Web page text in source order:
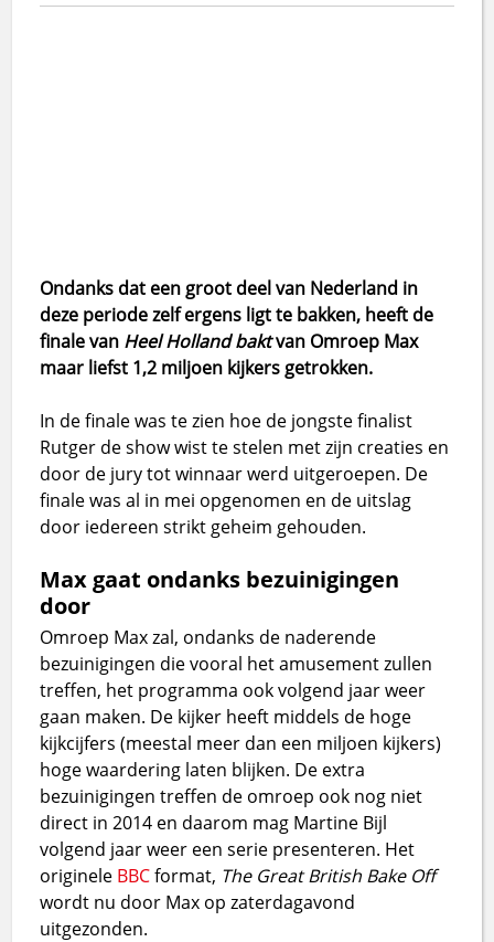
Ondanks dat een groot deel van Nederland in
deze periode zelf ergens ligt te bakken, heeft de
finale van Heel Holland baktvan Omroep Max
maar liefst 1,2 miljoen kijkers getrokken.
In de finale was te zien hoe de jongste finalist
Rutger de show wist te stelen met zijn creaties en
door de jury tot winnaar werd uitgeroepen. De
finale was al in mei opgenomen en de uitslag
door iedereen strikt geheim gehouden.
Max gaat ondanks bezuinigingen
door
Omroep Max zal, ondanks de naderende
bezuinigingen die vooral het amusement zullen
treffen, het programma ook volgend jaar weer
gaan maken. De kijker heeft middels de hoge
kijkcijfers (meestal meer dan een miljoen kijkers)
hoge waardering laten blijken. De extra
bezuinigingen treffen de omroep ook nog niet
direct in 2014 en daarom mag Martine Bijl
volgend jaar weer een serie presenteren. Het
originele BBCformat, The Great British Bake Off
wordt nu door Max op zaterdagavond
uitgezonden.